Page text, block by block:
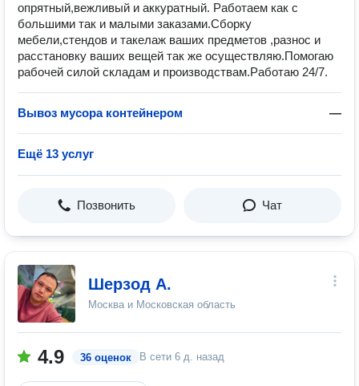
опрятный,вежливый и аккуратный. Работаем как с
большими так и малыми заказами.Сборку
мебели,стендов и такелаж ваших предметов ,разнос и
расстановку ваших вещей так же осуществляю.Помогаю
рабочей силой складам и производствам.Работаю 24/7.
Вывоз мусора контейнером —
Ещё 13 услуг
Позвонить Чат
Шерзод А.
Москва и Московская область
4.9 36 оценок В сети 6 д. назад